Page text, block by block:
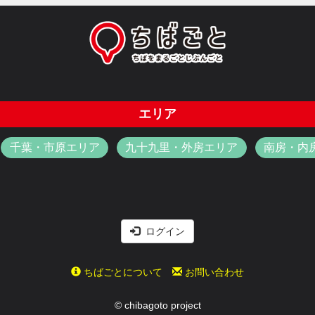
エリア
千葉・市原エリア 九十九里・外房エリア 南房・内
ログイン
ちばごとについて お問い合わせ
© chibagoto project